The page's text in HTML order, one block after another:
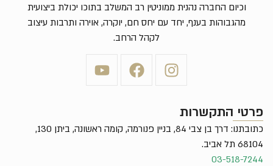
פרטי התקשרות
כתובתנו: דרך בן צבי 84, בניין פנורמה, קומה ראשונה, ביתן 130,
68104 תל אביב.
03-518-7244
וכיום החברה נהנית ממוניטין רב המשלב בתוכו יכולת ביצועית
מהגבוהות בענף, יחד עם יחס חם, יוקרה, אוירה ותרבות עיצוב
לקהל הרחב.